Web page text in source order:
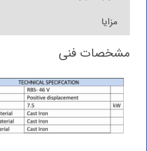
مزایا
مشخصات فنی